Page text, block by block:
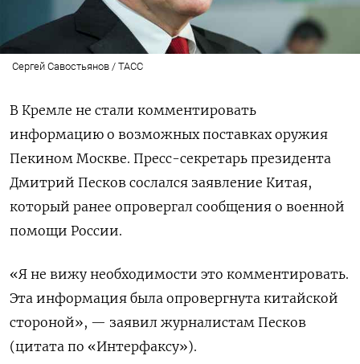
Сергей Савостьянов / ТАСС
В Кремле не стали комментировать
информацию о возможных поставках оружия
Пекином Москве. Пресс-секретарь президента
Дмитрий Песков сослался заявление Китая,
который ранее опровергал сообщения о военной
помощи России.
«Я не вижу необходимости это комментировать.
Эта информация была опровергнута китайской
стороной», — заявил журналистам Песков
(цитата по «Интерфаксу»).